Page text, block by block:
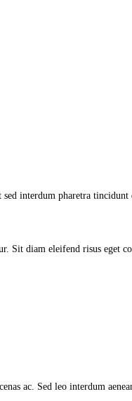
interdum pharetra tincidunt
Sit diam eleifend risus eget
ac. Sed leo interdum